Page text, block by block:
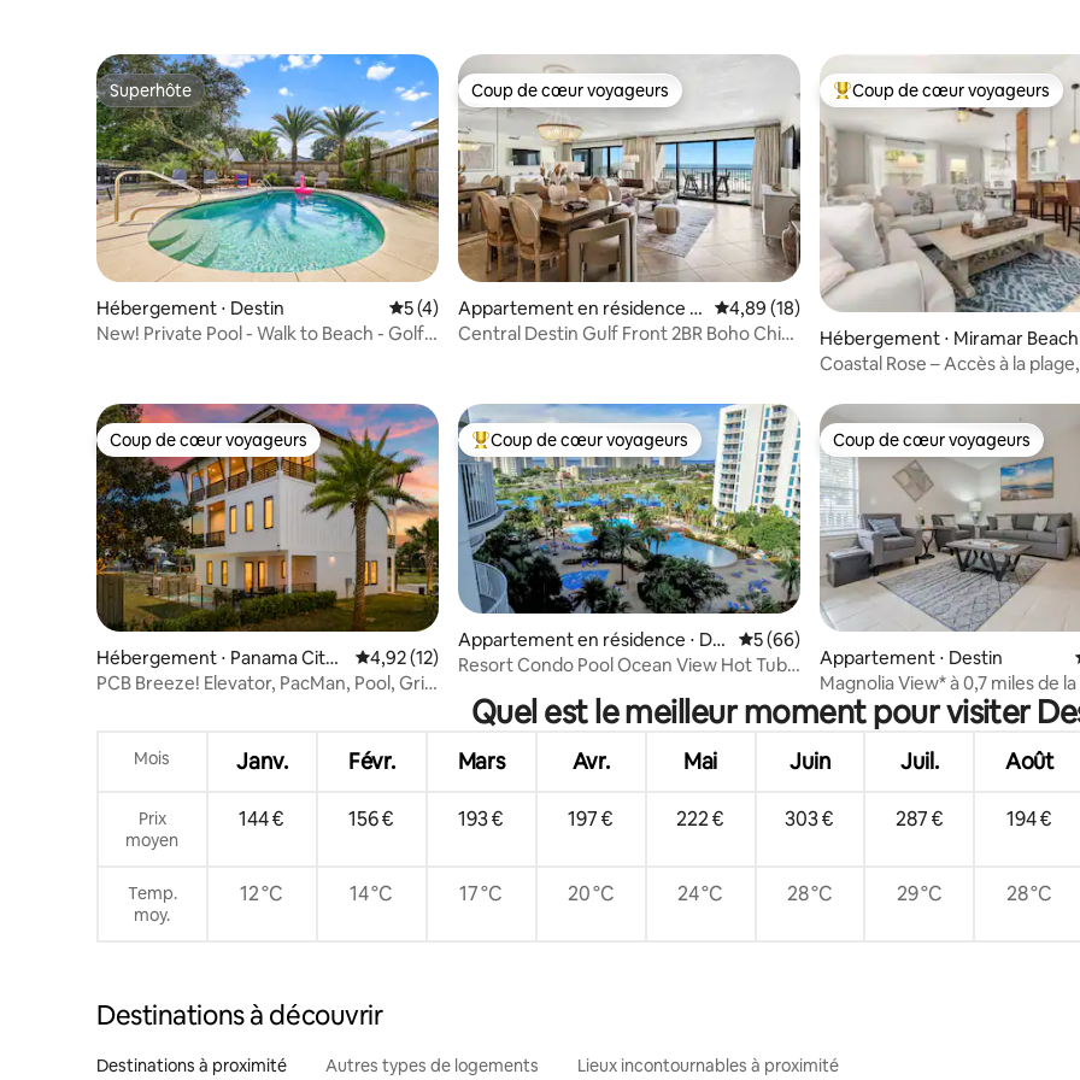
Superhôte
Superhôte
Hébergement ⋅ Destin Évaluation moyenne sur la base de 4 commentaires : 5 sur 5
5 (4)
New! Private Pool - Walk to Beach - Golf
Coup de cœur voyageurs
Coup de cœur voyageurs
Appartement en résidence ⋅
Destin
Évaluation moyenne sur la base de 18
4,89 (18)
Central Destin Gulf Front 2BR Boho Chic
Coups de cœur voyageurs les
Coup de cœur voyageurs
Hébergement ⋅ Miramar Beach
Coastal Rose – Accès à la
Coup de cœur voyageurs
Coup de cœur voyageurs
Hébergement ⋅ Panama City
Beach
Évaluation moyenne sur la base de 12 commentaires : 4,92 sur 5
4,92 (12)
PCB Breeze! Elevator, PacMan, Pool, Grill,
Coups de cœur voyageurs les plus appréciés
Coup de cœur voyageurs
Appartement en résidence ⋅ De
stin
Évaluation moyenne sur la base de 66
5 (66)
Resort Condo Pool Ocean View Hot Tub
Coup de cœur voyageurs
Coup de cœur voyageurs
Appartement ⋅ Destin
Magnolia View* à 0,7 miles de
disque mensuel
Quel est le meilleur moment pour visiter
Mois Janv. Févr. Mars Avr. Mai Juin Juil. Août
Prix
moyen
144 € 156 € 193 € 197 € 222 € 303 € 287 € 194 €
Temp.
moy.
12 °C 14 °C 17 °C 20 °C 24 °C 28 °C 29 °C 28 °C
Destinations à découvrir
Destinations à proximité Autres types de logements Lieux incontournables à proximité